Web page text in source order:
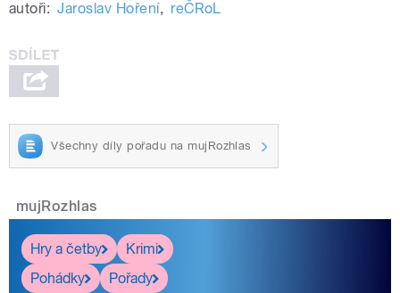
autoři: Jaroslav Hoření, reČRoL
Všechny díly pořadu na mujRozhlas
mujRozhlas
Hry a četby
Krimi
Pohádky
Pořady